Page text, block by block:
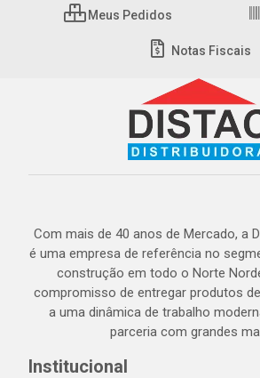
Meus Pedidos
Notas Fiscais
Com mais de 40 anos de Mercado, a
é uma empresa de referência no
construção em todo o Norte
compromisso de entregar produtos
a uma dinâmica de trabalho
parceria com grandes
Institucional